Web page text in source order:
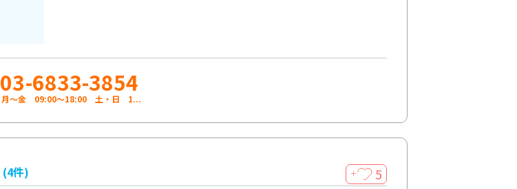
03-6833-3854
月～金 09:00～18:00 土・日 1...
(4件) ＋ 5